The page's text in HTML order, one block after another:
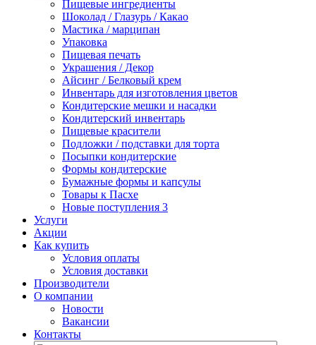
Пищевые ингредиенты
Шоколад / Глазурь / Какао
Мастика / марципан
Упаковка
Пищевая печать
Украшения / Декор
Айсинг / Белковый крем
Инвентарь для изготовления цветов
Кондитерские мешки и насадки
Кондитерский инвентарь
Пищевые красители
Подложки / подставки для торта
Посыпки кондитерские
Формы кондитерские
Бумажные формы и капсулы
Товары к Пасхе
Новые поступления 3
Услуги
Акции
Как купить
Условия оплаты
Условия доставки
Производители
О компании
Новости
Вакансии
Контакты